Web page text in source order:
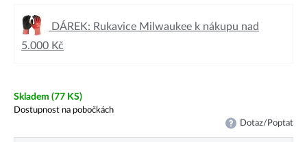
DÁREK: Rukavice Milwaukee k nákupu nad
5.000 Kč
Skladem (77 KS)
Dostupnost na pobočkách
Dotaz/Poptat